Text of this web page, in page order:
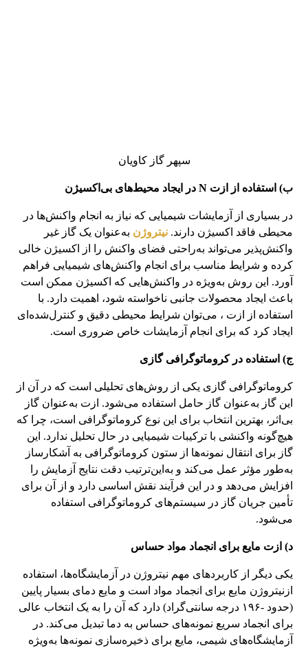
سپهر گاز کاویان
ب) استفاده از ازت N در ایجاد محیط‌های بی‌اکسیژن
در بسیاری از آزمایشات شیمیایی که نیاز به انجام واکنش‌ها در
محیطی فاقد اکسیژن دارند.نیتروژن به‌عنوان یک گاز غیر
واکنش‌پذیر می‌تواند به‌راحتی فضای واکنش را از اکسیژن خالی
کرده و شرایط مناسب برای انجام واکنش‌های شیمیایی فراهم
آورد. این روش به‌ویژه در واکنش‌هایی که اکسیژن ممکن است
باعث ایجاد محصولات جانبی ناخواسته شود، اهمیت دارد. با
استفاده از ازت ، می‌توان شرایط محیطی دقیق و کنترل‌شده‌ای
ایجاد کرد که برای انجام آزمایشات خاص ضروری است.
ج) استفاده در کروماتوگرافی گازی
کروماتوگرافی گازی یکی از روش‌های تحلیلی است که در آن از
این گاز به‌عنوان گاز حامل استفاده می‌شود. ازت به‌عنوان گاز
بی‌اثر، بهترین انتخاب برای این نوع کروماتوگرافی است، چرا که
هیچ‌گونه واکنشی با ترکیبات شیمیایی در حال تحلیل ندارد. این
گاز برای انتقال نمونه‌ها از ستون کروماتوگرافی به آشکارساز
به‌طور مؤثر عمل می‌کند و به‌این‌ترتیب دقت نتایج آزمایش را
افزایش می‌دهد و در این فرآیند نقش اساسی دارد و از آن برای
تأمین جریان گاز در سیستم‌های کروماتوگرافی استفاده
می‌شود.
د) ازت مایع برای انجماد مواد حساس
یکی دیگر از کاربردهای مهم نیتروژن در آزمایشگاه‌ها، استفاده
ازنیتروژن مایع برای انجماد مواد است و مایع دمای بسیار پایین
(حدود -۱۹۶ درجه سانتی‌گراد) دارد که آن را به یک انتخاب عالی
برای انجماد سریع نمونه‌های حساس به دما تبدیل می‌کند. در
آزمایشگاه‌های شیمی، مایع برای ذخیره‌سازی نمونه‌ها به‌ویژه